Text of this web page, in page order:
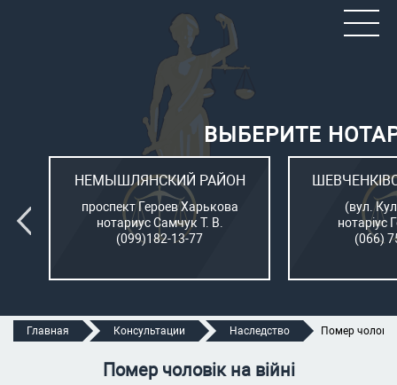
ВЫБЕРИТЕ
НЕМЫШЛЯНСКИЙ РАЙОН
проспект Героев Харькова
нотариус Самчук Т. В.
(099)182-13-77
(вул.
нотаріус
(066)
Главная Консультации Наследство Помер чоловік
Помер чоловік на війні